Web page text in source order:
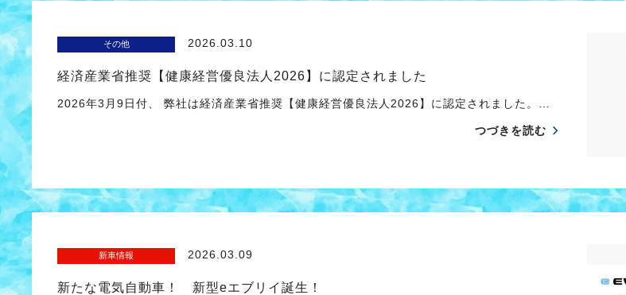
その他 2026.03.10
経済産業省推奨【健康経営優良法人2026】に認定されました
2026年3月9日付、 弊社は経済産業省推奨【健康経営優良法人2026】に認定されました。…
つづきを読む
新車情報 2026.03.09
新たな電気自動車！ 新型eエブリイ誕生！